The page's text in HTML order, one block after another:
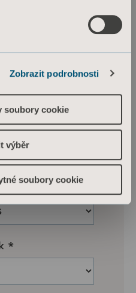
Zobrazit podrobnosti
soubory cookie
výběr
soubory cookie